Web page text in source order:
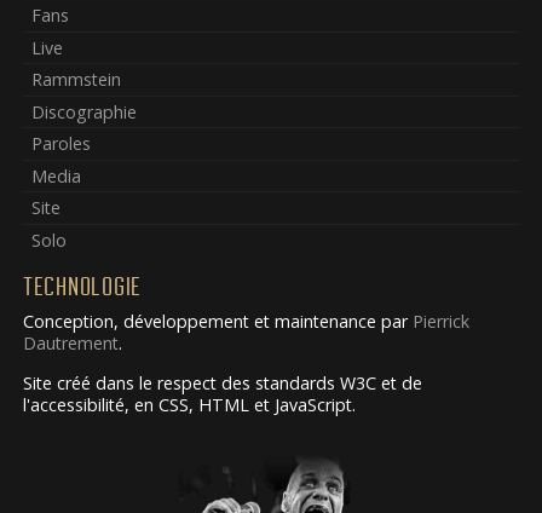
Fans
Live
Rammstein
Discographie
Paroles
Media
Site
Solo
TECHNOLOGIE
Conception, développement et maintenance par Pierrick
Dautrement.
Site créé dans le respect des standards W3C et de
l'accessibilité, en CSS, HTML et JavaScript.